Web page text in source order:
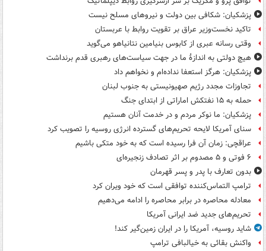
پزشکیان: شکافی بین دولت و نیروهای مسلح نیست
تاکید نخست‌وزیر عراق بر تقویت روابط با عربستان
وقتی رسانه عبری از کابوس بنیامین نتانیاهو می‌گوید
هیچ دولتی به اندازۀ ما در جهت سیاست‌های رهبری قدم برنداشت
پزشکیان: هرگز استعفا نداده‌ام و نخواهم داد
تجاوزات مجدد رژیم صهیونیستی به جنوب لبنان
حمله به ۱۵ نفتکش‌ اماراتی از ابتدای جنگ
پزشکیان: ما نوکر مردم و در خدمت آنان هستیم
سنای آمریکا لایحه تحریم‌های گسترده انرژی روسیه را تصویب کرد
عراقچی: زمان آن فرا رسیده است که به خود متکی باشیم
۶ فوتی و ۵ مصدوم بر اثر تصادف زنجیره‌ای
بدون تعارف با پدر و پسر قهرمان
ترامپ التماس‌کننده توافقی است که خود ویران کرد
معادله محاصره در برابر محاصره را ادامه می‌دهیم
تحریم‌های جدید ضد ایرانی آمریکا
شاید روسیه، آمریکا را در ایران زمین‌گیر کند!
واکنش بقائی به خیالبافی ترامپ